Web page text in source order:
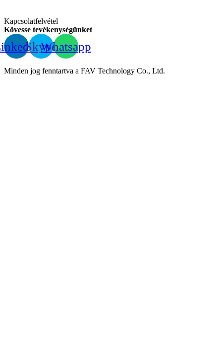
Kapcsolatfelvétel
Kövesse tevékenységünket
SkypeWhatsapp
Minden jog fenntartva a FAV Technology Co., Ltd.